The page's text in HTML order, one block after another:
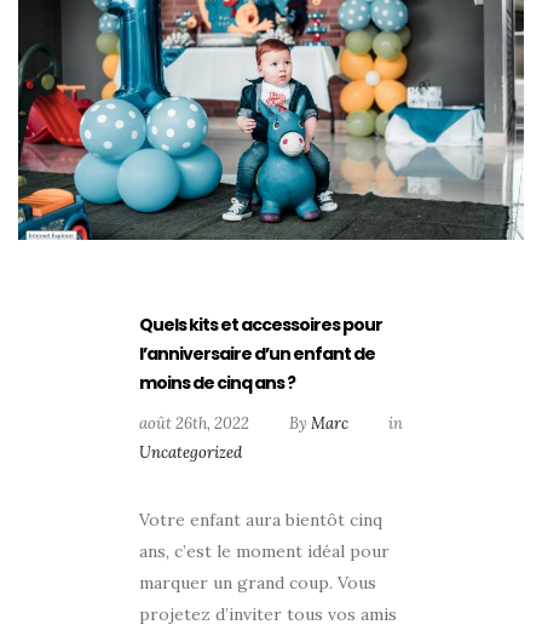
Quels kits et accessoires pour
l’anniversaire d’un enfant de
moins de cinq ans ?
août 26th, 2022 By Marc
in
Uncategorized
Votre enfant aura bientôt cinq
ans, c’est le moment idéal pour
marquer un grand coup. Vous
projetez d’inviter tous vos amis